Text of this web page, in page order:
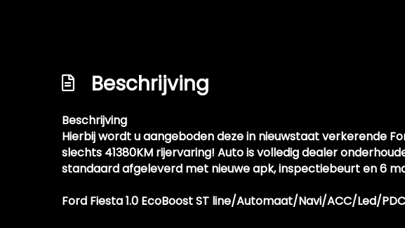
Sportonderstel
Verwarmde voorruit
Beschrijving
Beschrijving
Hierbij wordt u aangeboden deze in nieuwstaat verkerende
slechts 41380KM rijervaring! Auto is volledig dealer
standaard afgeleverd met nieuwe apk, inspectiebeurt en 6
Ford Fiesta 1.0 EcoBoost ST line/Automaat/Navi/ACC/Led/